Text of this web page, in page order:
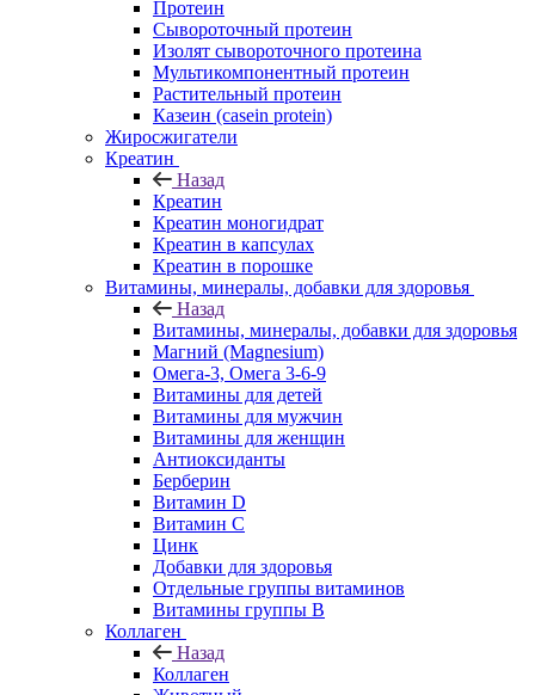
Протеин
Сывороточный протеин
Изолят сывороточного протеина
Мультикомпонентный протеин
Растительный протеин
Казеин (casein protein)
Жиросжигатели
Креатин
Назад
Креатин
Креатин моногидрат
Креатин в капсулах
Креатин в порошке
Витамины, минералы, добавки для здоровья
Назад
Витамины, минералы, добавки для здоровья
Магний (Magnesium)
Омега-3, Омега 3-6-9
Витамины для детей
Витамины для мужчин
Витамины для женщин
Антиоксиданты
Берберин
Витамин D
Витамин С
Цинк
Добавки для здоровья
Отдельные группы витаминов
Витамины группы В
Коллаген
Назад
Коллаген